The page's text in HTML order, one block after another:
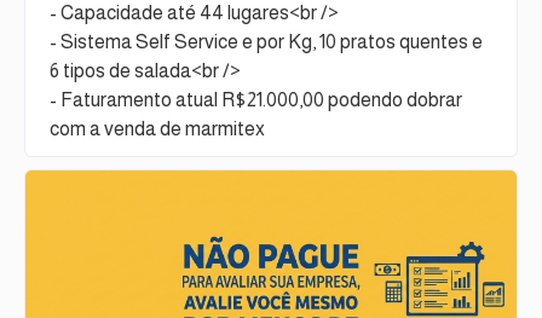
- Capacidade até 44 lugares<br />
- Sistema Self Service e por Kg, 10 pratos quentes e
6 tipos de salada<br />
- Faturamento atual R$21.000,00 podendo dobrar
com a venda de marmitex